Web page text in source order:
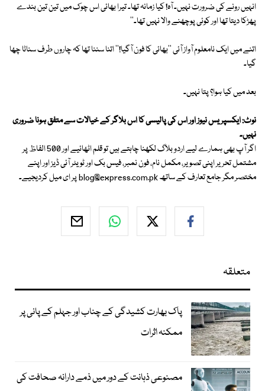
انہیں رونے کی ضرورت نہیں۔ آہ! کیا زمانہ تھا۔ تیرا بھائی اس چوک میں تین تین بندے
پھڑکا دیتا تھا اور کوئی پوچھنے والا نہیں تھا۔''
اتنے میں ایک نامعلوم آواز آئی ''بھائی کا فون آگیا!'' اتنا سننا تھا کہ چاروں طرف سناٹا چھا
گیا۔
بعد میں کیا ہوا؟ پتا نہیں۔
نوٹ: ایکسپریس نیوز اور اس کی پالیسی کا اس بلاگر کے خیالات سے متفق ہونا ضروری
نہیں۔
اگر آپ بھی ہمارے لیے اردو بلاگ لکھنا چاہتے ہیں تو قلم اٹھائیے اور 500 الفاظ پر
مشتمل تحریر اپنی تصویر، مکمل نام، فون نمبر، فیس بک اور ٹویٹر آئی ڈیز اور اپنے
مختصر مگر جامع تعارف کے ساتھblog@express.com.pkپر ای میل کردیجیے۔
متعلقہ
پاک بھارت کشیدگی کے چناب اور جہلم کے پانی پر
ممکنہ اثرات
مصنوعی ذہانت کے دور میں ذمے دارانہ صحافت کی